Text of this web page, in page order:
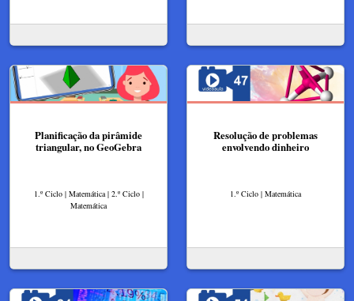
Planificação da pirâmide
triangular, no GeoGebra
1.º Ciclo | Matemática | 2.º Ciclo |
Matemática
Resolução de problemas
envolvendo dinheiro
1.º Ciclo | Matemática